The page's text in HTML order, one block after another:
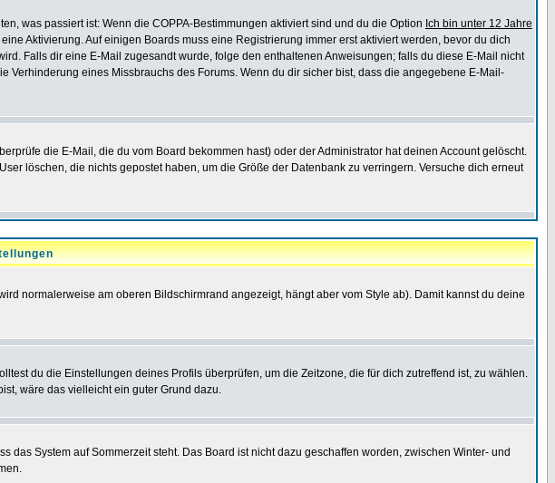
was passiert ist: Wenn die COPPA-Bestimmungen aktiviert sind und du die Option Ich bin unter 12 Jahre
Aktivierung. Auf einigen Boards muss eine Registrierung immer erst aktiviert werden, bevor du dich
Falls dir eine E-Mail zugesandt wurde, folge den enthaltenen Anweisungen; falls du diese E-Mail nicht
eines Missbrauchs des Forums. Wenn du dir sicher bist, dass die angegebene E-Mail-
die E-Mail, die du vom Board bekommen hast) oder der Administrator hat deinen Account gelöscht.
löschen, die nichts gepostet haben, um die Größe der Datenbank zu verringern. Versuche dich erneut
normalerweise am oberen Bildschirmrand angezeigt, hängt aber vom Style ab). Damit kannst du deine
du die Einstellungen deines Profils überprüfen, um die Zeitzone, die für dich zutreffend ist, zu wählen.
wäre das vielleicht ein guter Grund dazu.
System auf Sommerzeit steht. Das Board ist nicht dazu geschaffen worden, zwischen Winter- und